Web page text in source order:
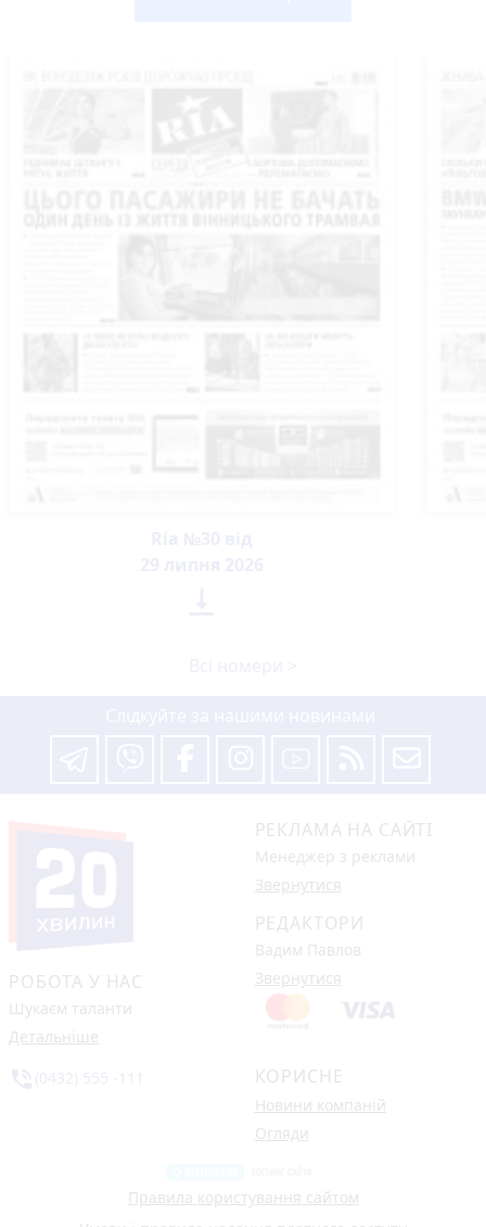
РОБОТА У НАС
Шукаєм таланти
Детальніше
РЕКЛАМА НА САЙТІ
Менеджер з реклами
Звернутися
РЕДАКТОРИ
Вадим Павлов
Звернутися
КОРИСНЕ
Новини компаній
Огляди
Правила користування сайтом